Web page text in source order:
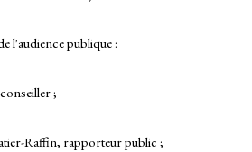
l'audience publique :
;
Raffin, rapporteur public ;